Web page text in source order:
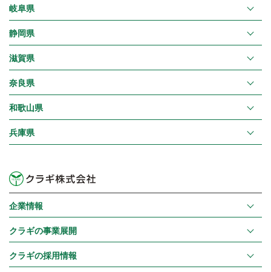
岐阜県
静岡県
滋賀県
奈良県
和歌山県
兵庫県
企業情報
クラギの事業展開
クラギの採用情報